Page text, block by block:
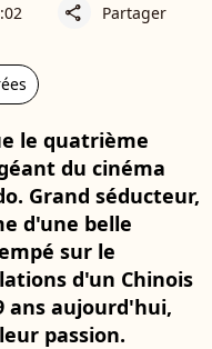
share Partager
le quatrième
du cinéma
Grand séducteur,
d'une belle
sur le
d'un Chinois
ans aujourd'hui,
passion.